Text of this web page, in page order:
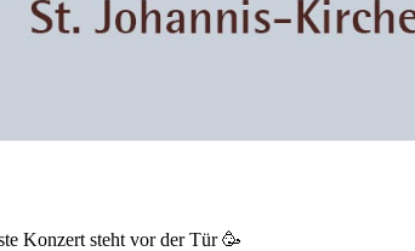
Konzert steht vor der Tür 🥳